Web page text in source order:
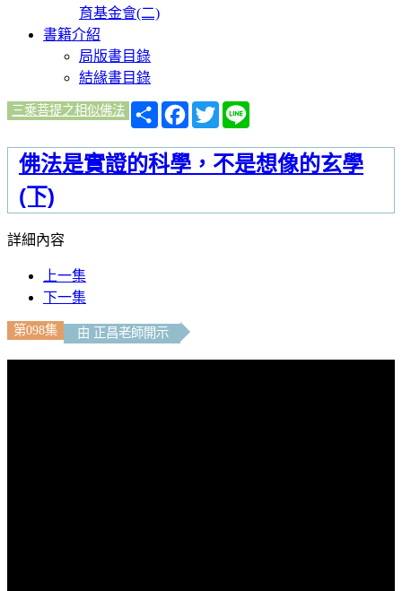
育基金會(二)
書籍介紹
局版書目錄
結緣書目錄
三乘菩提之相似佛法
分
享
Facebook
Twitter
佛法是實證的科學，不是想像的玄學
(下)
詳細內容
上一集
下一集
第098集 由 正昌老師開示